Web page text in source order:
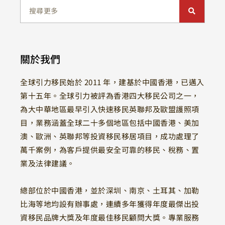
關於我們
全球引力移民始於 2011 年，建基於中國香港，已邁入
第十五年。全球引力被評為香港四大移民公司之一，
為大中華地區最早引入快速移民英聯邦及歐盟護照項
目，業務涵蓋全球二十多個地區包括中國香港、美加
澳、歐洲、英聯邦等投資移民移居項目，成功處理了
萬千案例，為客戶提供最安全可靠的移民、稅務、置
業及法律建議。
總部位於中國香港，並於深圳、南京、土耳其、加勒
比海等地均設有辦事處，連續多年獲得年度最傑出投
資移民品牌大獎及年度最佳移民顧問大獎。專業服務